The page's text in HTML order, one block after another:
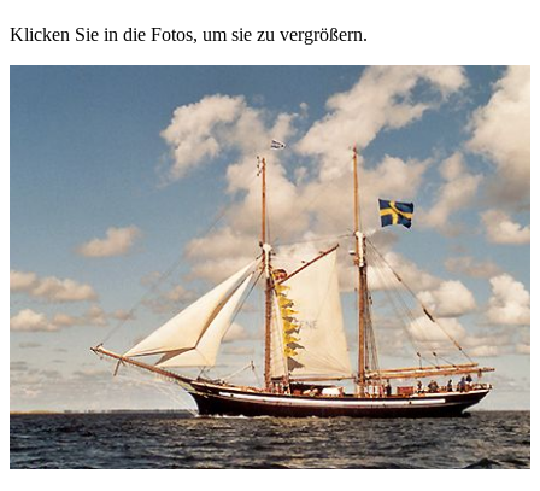
Klicken Sie in die Fotos, um sie zu vergrößern.